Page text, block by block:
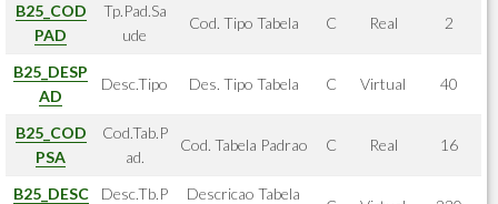
B25_COD
PAD
Tp.Pad.Sa
ude
Cod. Tipo Tabela C Real 2
B25_DESP
AD
Desc.Tipo Des. Tipo Tabela C Virtual 40
B25_COD
PSA
Cod.Tab.P
ad.
Cod. Tabela Padrao C Real 16
B25_DESC
Desc.Tb.P
Descricao Tabela